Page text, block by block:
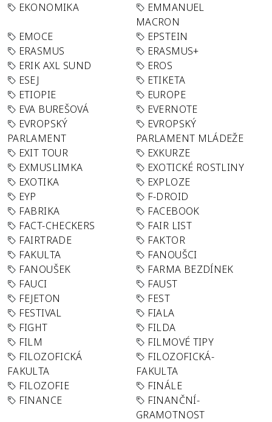
EKONOMIKA
EMMANUEL
MACRON
EMOCE
EPSTEIN
ERASMUS
ERASMUS+
ERIK AXL SUND
EROS
ESEJ
ETIKETA
ETIOPIE
EUROPE
EVA BUREŠOVÁ
EVERNOTE
EVROPSKÝ
PARLAMENT
EVROPSKÝ
PARLAMENT MLÁDEŽE
EXIT TOUR
EXKURZE
EXMUSLIMKA
EXOTICKÉ ROSTLINY
EXOTIKA
EXPLOZE
EYP
F-DROID
FABRIKA
FACEBOOK
FACT-CHECKERS
FAIR LIST
FAIRTRADE
FAKTOR
FAKULTA
FANOUŠCI
FANOUŠEK
FARMA BEZDÍNEK
FAUCI
FAUST
FEJETON
FEST
FESTIVAL
FIALA
FIGHT
FILDA
FILM
FILMOVÉ TIPY
FILOZOFICKÁ
FAKULTA
FILOZOFICKÁ-
FAKULTA
FILOZOFIE
FINÁLE
FINANCE
FINANČNÍ-
GRAMOTNOST